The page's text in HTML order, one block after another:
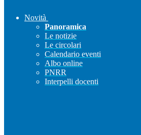
Novità
Panoramica
Le notizie
Le circolari
Calendario eventi
Albo online
PNRR
Interpelli docenti